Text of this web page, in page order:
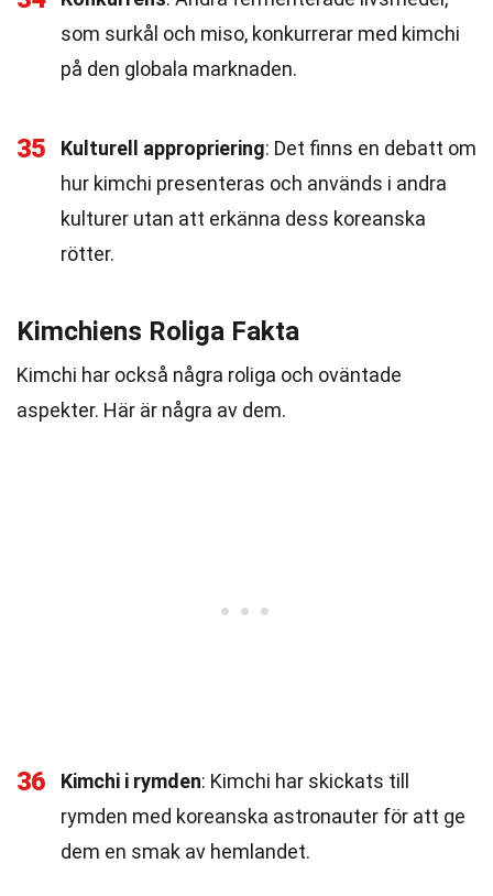
som surkål och miso, konkurrerar med kimchi
på den globala marknaden.
35 Kulturell appropriering: Det finns en debatt om
hur kimchi presenteras och används i andra
kulturer utan att erkänna dess koreanska
rötter.
Kimchiens Roliga Fakta
Kimchi har också några roliga och oväntade
aspekter. Här är några av dem.
36 Kimchi i rymden: Kimchi har skickats till
rymden med koreanska astronauter för att ge
dem en smak av hemlandet.